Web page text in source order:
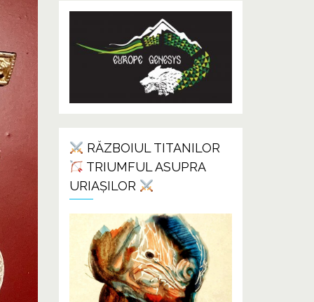
RĂZBOIUL TITANILOR
TRIUMFUL ASUPRA
URIAȘILOR